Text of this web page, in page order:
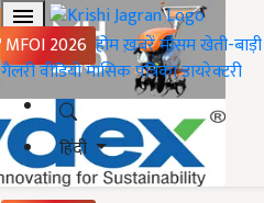
MFOI 2026 होमख़बरेंमौसमखेती-बाड़ी
गैलरीवीडियोमासिक पत्रिकाडायरेक्टरी
हिंदी